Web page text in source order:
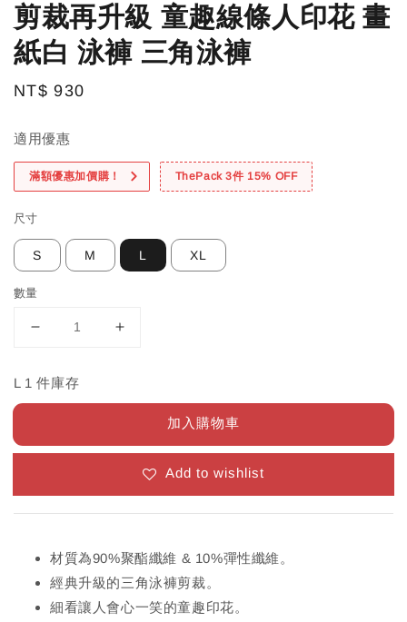
剪裁再升級 童趣線條人印花 畫
紙白 泳褲 三角泳褲
Regular
NT$ 930
適用優惠
滿額優惠加價購！ ThePack 3件 15% OFF
尺寸
S M L XL
數量
L 1 件庫存
加入購物車
Add to wishlist
材質為90%聚酯纖維 & 10%彈性纖維。
經典升級的三角泳褲剪裁。
細看讓人會心一笑的童趣印花。